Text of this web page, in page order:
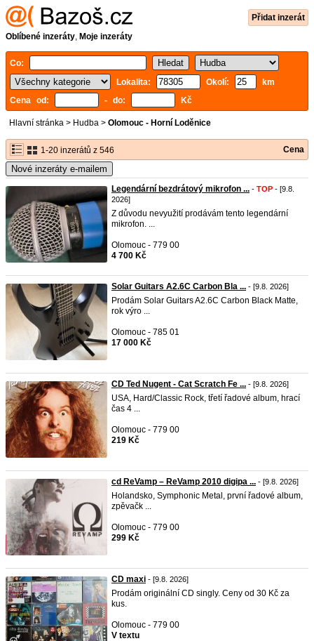
Přidat inzerát
Oblíbené inzeráty, Moje inzeráty
Co:
Lokalita:
Okolí:
km
Cena od:
- do: Kč
Hlavní stránka > Hudba > Olomouc - Horní Loděnice
1-20 inzerátů z 546 Cena
Nové inzeráty e-mailem
Legendární bezdrátový mikrofon ... - TOP - [9.8.
2026]
Z důvodu nevyužití prodávám tento legendární
mikrofon. ...
Olomouc - 779 00
4 700 Kč
Solar Guitars A2.6C Carbon Bla ... - [9.8. 2026]
Prodám Solar Guitars A2.6C Carbon Black Matte,
rok výro ...
Olomouc - 785 01
17 000 Kč
CD Ted Nugent - Cat Scratch Fe ... - [9.8. 2026]
USA, Hard/Classic Rock, třetí řadové album, hrací
čas 4 ...
Olomouc - 779 00
219 Kč
cd ReVamp – ReVamp 2010 digipa ... - [9.8. 2026]
Holandsko, Symphonic Metal, první řadové album,
zpěvačk ...
Olomouc - 779 00
299 Kč
CD maxi - [9.8. 2026]
Prodám originální CD singly. Ceny od 30 Kč za
kus.
Olomouc - 779 00
V textu